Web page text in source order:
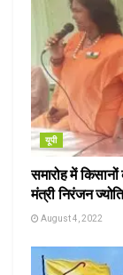
यूपी
समारोह में
मंत्री निरंजन
August 4, 2022